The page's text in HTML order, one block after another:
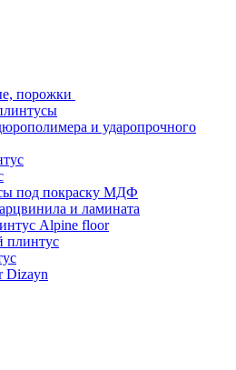
порожки
и ударопрочного
под покраску МДФ
и ламината
Alpine floor
Dizayn